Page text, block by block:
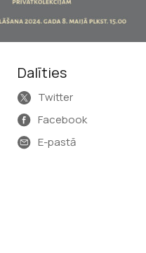
Dalīties
Twitter
Facebook
E-pastā